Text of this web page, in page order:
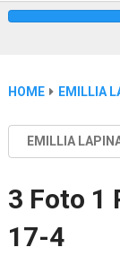
HOME EMILLIA
EMILLIA
3 Foto 1
17-4